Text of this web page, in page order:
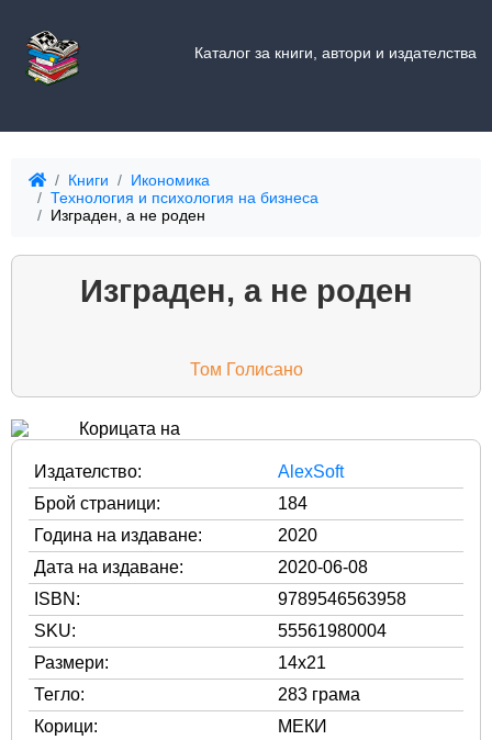
Каталог за книги, автори и издателства
Книги
Икономика
Технология и психология на бизнеса
Изграден, а не роден
Изграден, а не роден
Том Голисано
Издателство:
AlexSoft
Брой страници:
184
Година на издаване:
2020
Дата на издаване:
2020-06-08
ISBN:
9789546563958
SKU:
55561980004
Размери:
14x21
Тегло:
283 грама
Корици:
МЕКИ